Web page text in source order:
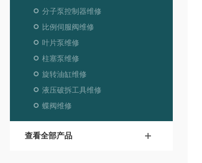
分子泵控制器维修
比例伺服阀维修
叶片泵维修
柱塞泵维修
旋转油缸维修
液压破拆工具维修
蝶阀维修
查看全部产品